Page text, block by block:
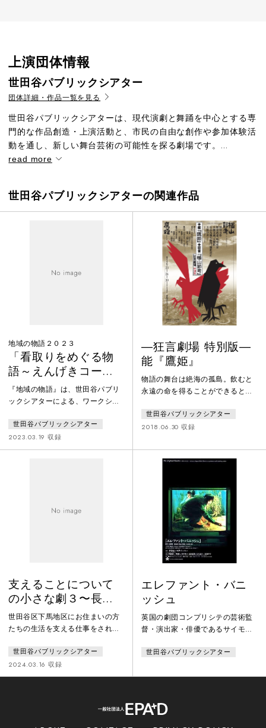
上演団体情報
世田谷パブリックシアター
団体詳細・作品一覧を見る
世田谷パブリックシアターは、現代演劇と舞踊を中心とする専
門的な作品創造・上演活動と、市民の自由な創作や参加体験活
動を通し、新しい舞台芸術の可能性を探る劇場です。...
read more
世田谷パブリックシアターの関連作品
地域の物語２０２３
「看取りをめぐる物
語～えんげきコー
ス」
『地域の物語』は、世田谷パブリ
ックシアターによる、ワークショ
くりに取り組むプロジェクト。今
回は「看取り」をテーマに、「え
んげきコース」「からだコース」
詩や個別の歌詞を作成後、作曲を
世田谷パブリックシアター
2023.03.19 収録
―狂言劇場 特別版―
能『鷹姫』
物語の舞台は絶海の孤島。飲むと
永遠の命を得ることができるとい
の守り役の鷹姫、何十年もの間、
泉から湧く水を待ち続ける老人、
き王子・空賦麟（くうふりん）、
それぞれの水を求める苦悩を嘆き
ーベル文学賞を受賞したアイルラ
ンドの詩人ウィリアム・バトラ
ー・イェイツは能の世界に影響を
受け、劇作品『鷹の井戸』を執筆
世田谷パブリックシアター
2018.06.30 収録
支えることについて
の小さな劇３〜長見
さんの話
世田谷区下馬地区にお住まいの方
たちの生活を支える仕事をされて
と、支えること」をテーマにイン
タビューから創作するシリーズ。
3作目となる本作は、知的障害の
向けたお祭りで初演しました、シ
世田谷パブリックシアター
2024.03.16 収録
エレファント・バニ
ッシュ
英国の劇団コンプリシテの芸術監
督・演出家・俳優であるサイモ
品。日本人俳優と98年から6年間
たワークショップを基に作品化し
（「象の消滅」英語版）所収の
「象の消滅」「パン屋再襲撃」
「眠り」の3つの短編小説を触媒
世田谷パブリックシアター